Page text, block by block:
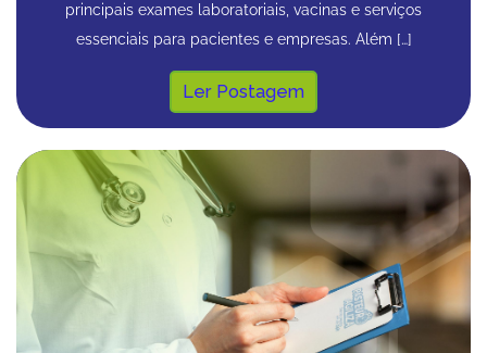
principais exames laboratoriais, vacinas e serviços
essenciais para pacientes e empresas. Além […]
Ler Postagem